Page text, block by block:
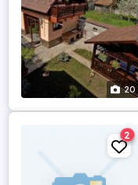
20
2